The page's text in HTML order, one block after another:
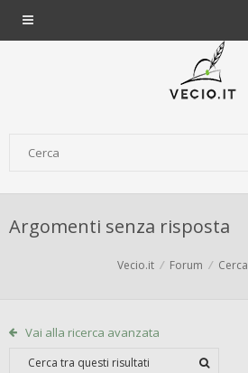
Argomenti senza risposta
Vecio.it Forum Cerca
Vai alla ricerca avanzata